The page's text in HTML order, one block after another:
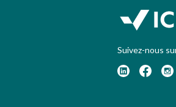
Suivez-nous